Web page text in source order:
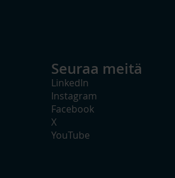
Seuraa meitä
LinkedIn
Instagram
Facebook
X
YouTube